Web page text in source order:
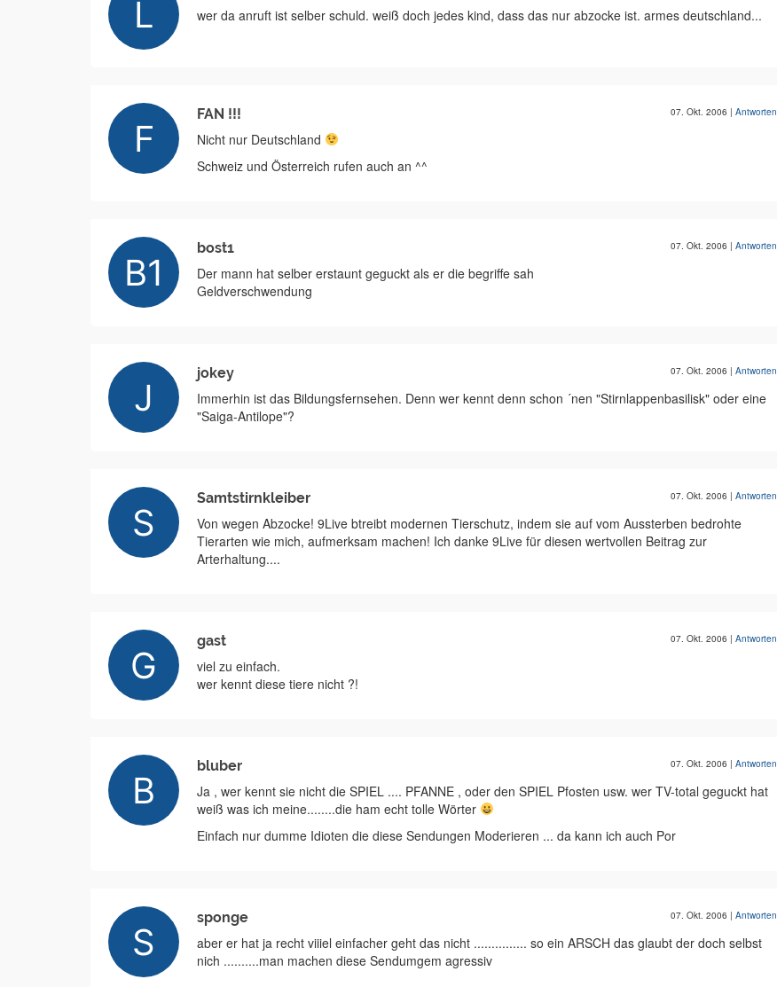
wer da anruft ist selber schuld. weiß doch jedes kind, dass das nur abzocke ist. armes deutschland...
FAN !!! 07. Okt. 2006 | Antworten
Nicht nur Deutschland
Schweiz und Österreich rufen auch an ^^
bost1 07. Okt. 2006 | Antworten
Der mann hat selber erstaunt geguckt als er die begriffe sah
Geldverschwendung
jokey 07. Okt. 2006 | Antworten
Immerhin ist das Bildungsfernsehen. Denn wer kennt denn schon ´nen "Stirnlappenbasilisk" oder eine
"Saiga-Antilope"?
Samtstirnkleiber 07. Okt. 2006 | Antworten
Von wegen Abzocke! 9Live btreibt modernen Tierschutz, indem sie auf vom Aussterben bedrohte
Tierarten wie mich, aufmerksam machen! Ich danke 9Live für diesen wertvollen Beitrag zur
Arterhaltung....
gast 07. Okt. 2006 | Antworten
viel zu einfach.
wer kennt diese tiere nicht ?!
bluber 07. Okt. 2006 | Antworten
Ja , wer kennt sie nicht die SPIEL .... PFANNE , oder den SPIEL Pfosten usw. wer TV-total geguckt hat
weiß was ich meine........die ham echt tolle Wörter
Einfach nur dumme Idioten die diese Sendungen Moderieren ... da kann ich auch Por
sponge 07. Okt. 2006 | Antworten
aber er hat ja recht viiiel einfacher geht das nicht ............... so ein ARSCH das glaubt der doch selbst
nich ..........man machen diese Sendumgem agressiv